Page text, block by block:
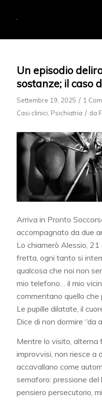
Un episodio
sostanze; il caso
Settembre 19, 2025 / 1
Casi clinici Psichiatria / da
Arriva in Pronto
accompagnato da due
Lo chiamerò Alessio,
fretta, ogni tanto si
qualcosa che noi non
mio telefono… il mio
commentano quello che
Le pupille dilatate, il
Dice di non dormire “da
Mentre lo visito, alterna
improvvisi, non riesce a
accavallano come
semaforo: pressione del
pensiero persecutorio,